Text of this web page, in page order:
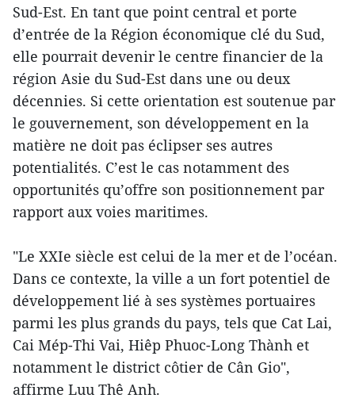
Sud-Est. En tant que point central et porte
d’entrée de la Région économique clé du Sud,
elle pourrait devenir le centre financier de la
région Asie du Sud-Est dans une ou deux
décennies. Si cette orientation est soutenue par
le gouvernement, son développement en la
matière ne doit pas éclipser ses autres
potentialités. C’est le cas notamment des
opportunités qu’offre son positionnement par
rapport aux voies maritimes.
"Le XXIe siècle est celui de la mer et de l’océan.
Dans ce contexte, la ville a un fort potentiel de
développement lié à ses systèmes portuaires
parmi les plus grands du pays, tels que Cat Lai,
Cai Mép-Thi Vai, Hiêp Phuoc-Long Thành et
notamment le district côtier de Cân Gio",
affirme Luu Thê Anh.